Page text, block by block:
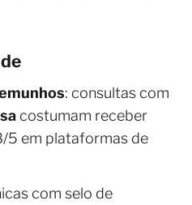
: consultas com
costumam receber
5 em plataformas de
com selo de